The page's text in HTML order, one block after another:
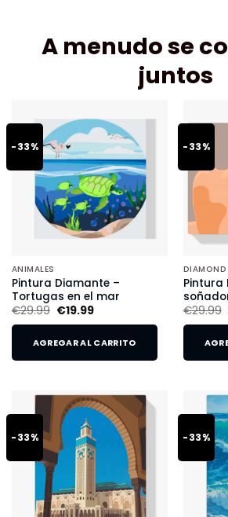
A menudo se
juntos
-33%
ANIMALES
Pintura Diamante –
Tortugas en el mar
€29.99 €19.99
AGREGAR AL CARRITO
-33%
Pintura
€29.99
-33% -33%